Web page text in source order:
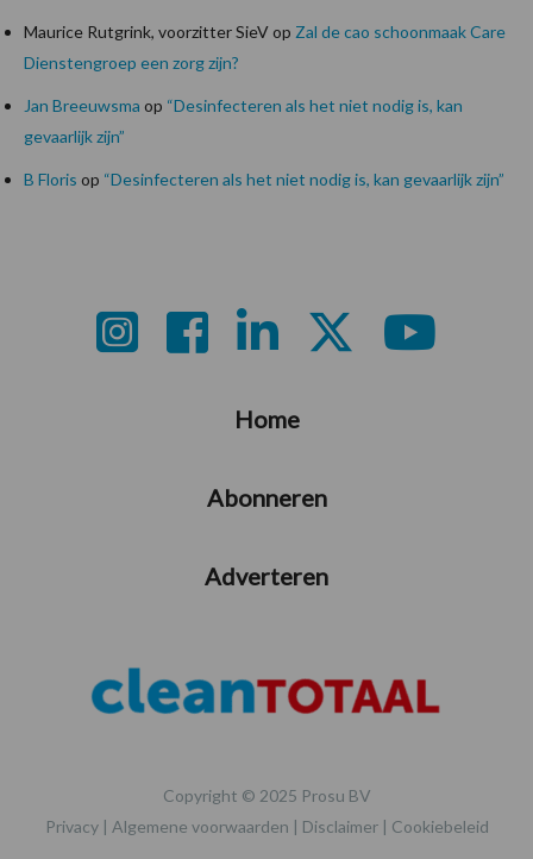
Maurice Rutgrink, voorzitter SieVop Zal de cao schoonmaak Care
Dienstengroep een zorg zijn?
Jan Breeuwsma op “Desinfecteren als het niet nodig is, kan
gevaarlijk zijn”
B Floris op “Desinfecteren als het niet nodig is, kan gevaarlijk zijn”
Home
Abonneren
Adverteren
Copyright © 2025 Prosu BV
Privacy| Algemene voorwaarden | Disclaimer| Cookiebeleid